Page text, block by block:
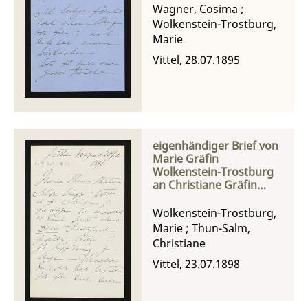
Wagner, Cosima ;
Wolkenstein-Trostburg,
Marie
Vittel, 28.07.1895
eigenhändiger Brief von
Marie Gräfin
Wolkenstein-Trostburg
an Christiane Gräfin
Wolkenstein-Trostburg,
Marie ; Thun-Salm,
Christiane
Vittel, 23.07.1898